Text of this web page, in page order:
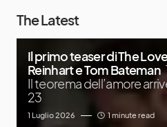
The Latest
Il primo teaser di The
Reinhart e Tom Bateman
Il teorema dell’amore
23
1 Luglio 2026 1 minute read